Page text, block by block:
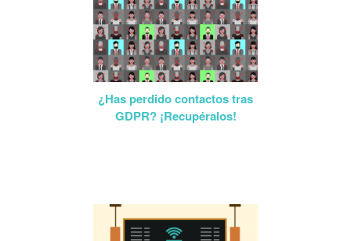
¿Has perdido contactos tras
GDPR? ¡Recupéralos!